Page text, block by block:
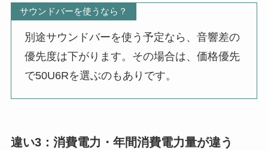
サウンドバーを使うなら？
別途サウンドバーを使う予定なら、音響差の
優先度は下がります。その場合は、価格優先
で50U6Rを選ぶのもありです。
違い3：消費電力・年間消費電力量が違う